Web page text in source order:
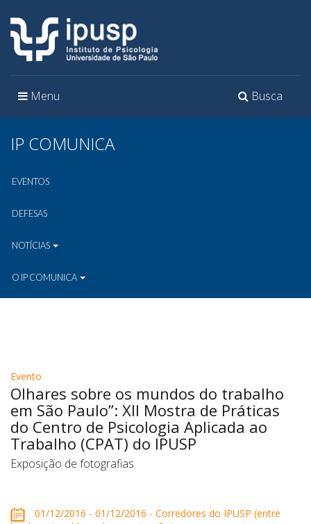
Toggle
Busca
Toggle
Menu
IP COMUNICA
EVENTOS
DEFESAS
NOTÍCIAS
O IP COMUNICA
Evento
Olhares sobre os mundos do trabalho
em São Paulo”: XII Mostra de Práticas
do Centro de Psicologia Aplicada ao
Trabalho (CPAT) do IPUSP
Exposição de fotografias
01/12/2016 - 01/12/2016 - Corredores do IPUSP (entre